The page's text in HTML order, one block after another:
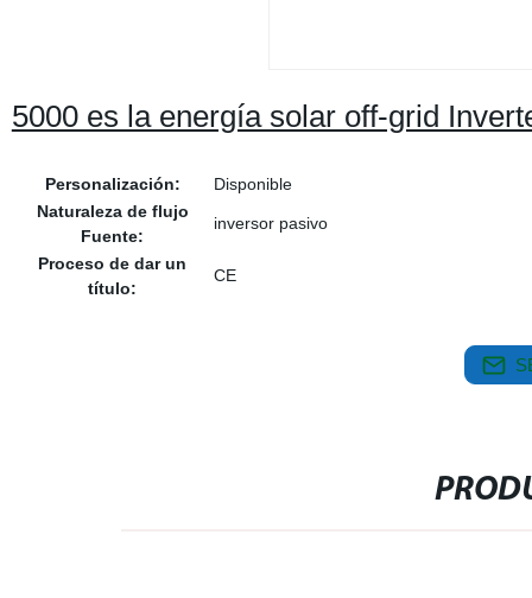
5000 es la energía solar off-grid
Personalización:
Disponible
Naturaleza de flujo
Fuente:
inversor pasivo
Proceso de dar un
título:
CE